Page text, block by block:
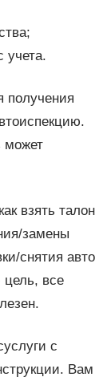
учета.
получения
может
взять талон
замены
снятия авто
все
с
Вам